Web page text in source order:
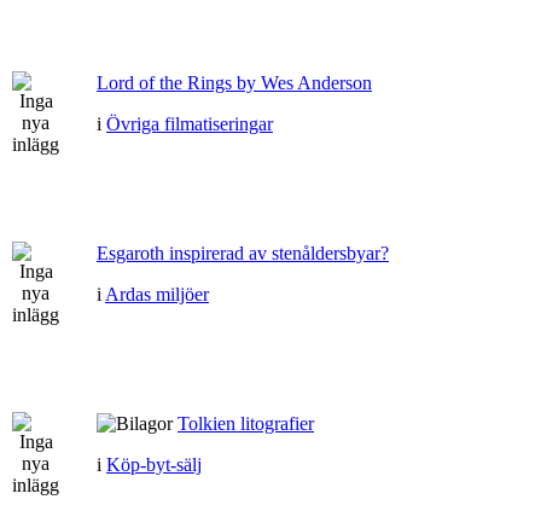
Lord of the Rings by Wes Anderson
i Övriga filmatiseringar
Esgaroth inspirerad av stenåldersbyar?
i Ardas miljöer
Tolkien litografier
i Köp-byt-sälj